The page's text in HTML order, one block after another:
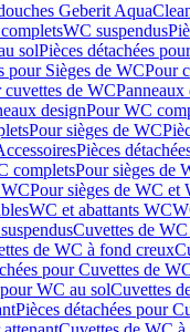
Geberit
WC suspendus
solPièces détachées
pour Sièges de WCPour
cuvettes de WCPanneaux
designPour WC
Pour sièges de WC
Pièces
completsPour sièges de
Pour sièges de WC et
WC et abattants WC
Cuvettes de
de WC à fond creux
pour Cuvettes de
WC au solCuvettes
Pièces détachées pour